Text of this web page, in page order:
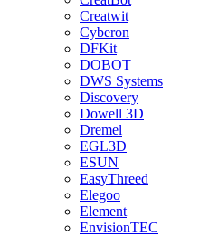
Creatwit
Cyberon
DFKit
DOBOT
DWS Systems
Discovery
Dowell 3D
Dremel
EGL3D
ESUN
EasyThreed
Elegoo
Element
EnvisionTEC